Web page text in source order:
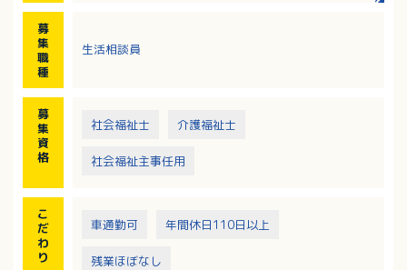
募
集
職
種
生活相談員
募
集
資
格
社会福祉士 介護福祉士
社会福祉主事任用
こ
だ
わ
り
車通勤可 年間休日110日以上
残業ほぼなし